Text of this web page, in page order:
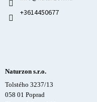
+3614450677
Naturzon s.r.o.
Tolstého 3237/13
058 01 Poprad